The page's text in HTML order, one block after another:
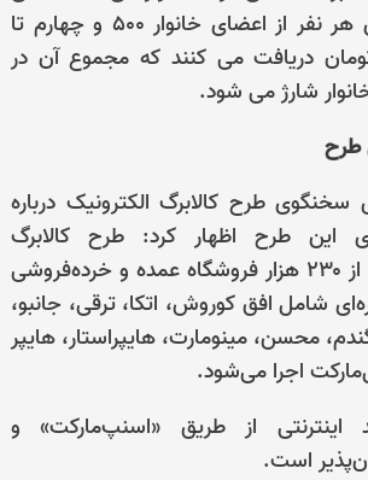
اول تا سوم به ازای هر نفر از اعضای خانوار ۵۰۰ و چهارم تا
هزار تومان دریافت می کنند که مجموع آن در
شارژ می شود.
طرح
طرح کالابرگ الکترونیک درباره
این طرح اظهار کرد: طرح کالابرگ
الکترونیکی در بیش از ۲۳۰ هزار فروشگاه عمده و خرده‌فروشی
شامل افق کوروش، اتکا، ترقی، جانبو،
محسن، مینومارت، هایپراستار، هایپر
اجرا می‌شود.
از طریق «اسنپ‌مارکت» و
است.